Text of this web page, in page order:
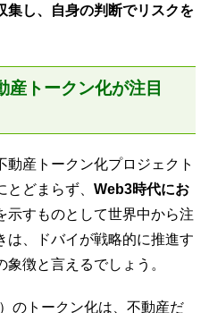
集し、自身の判断でリスクを
産トークン化が注目
動産トークン化プロジェクト
どまらず、 Web3時代にお
示すものとして世界中から注
は、ドバイが戦略的に推進す
象徴と言えるでしょう。
のトークン化は、不動産だ